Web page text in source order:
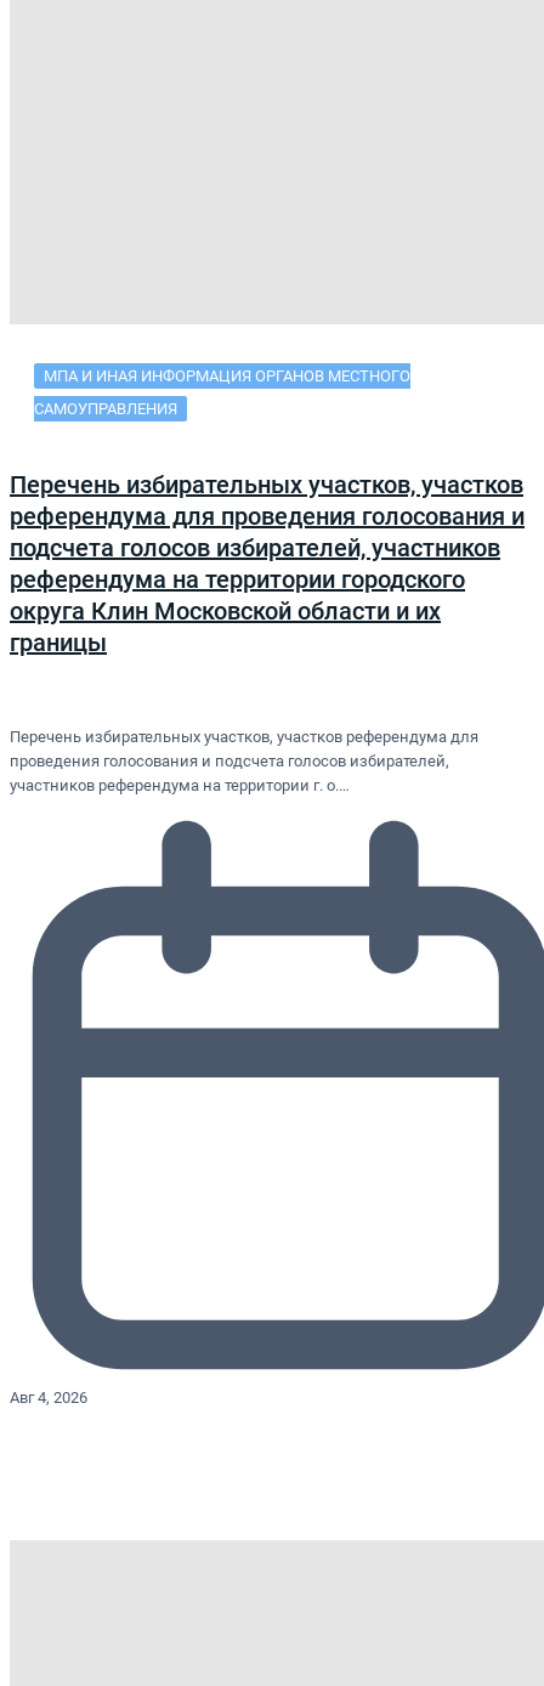
МПА И ИНАЯ ИНФОРМАЦИЯ ОРГАНОВ МЕСТНОГО
САМОУПРАВЛЕНИЯ
Перечень избирательных участков, участков
референдума для проведения голосования и
подсчета голосов избирателей, участников
референдума на территории городского
округа Клин Московской области и их
границы
Перечень избирательных участков, участков референдума для
проведения голосования и подсчета голосов избирателей,
участников референдума на территории г. о.…
Авг 4, 2026